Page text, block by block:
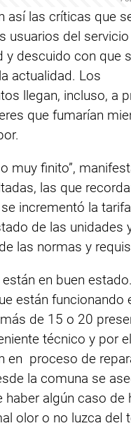
así las críticas que
usuarios del
y descuido con que
actualidad. Los
llegan, incluso, a
que fumarían
muy finito”,
las que
incrementó la
de las unidades
las normas y
están en buen
están funcionando
de 15 o 20
técnico y por
en proceso de
la comuna se
haber algún caso de
olor o no luzca del